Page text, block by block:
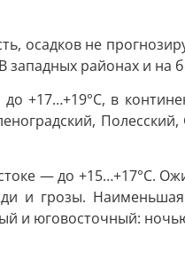
осадков не
западных районах и
+17…+19°C, в
— до +15…+17°C.
и грозы.
и юговосточный: